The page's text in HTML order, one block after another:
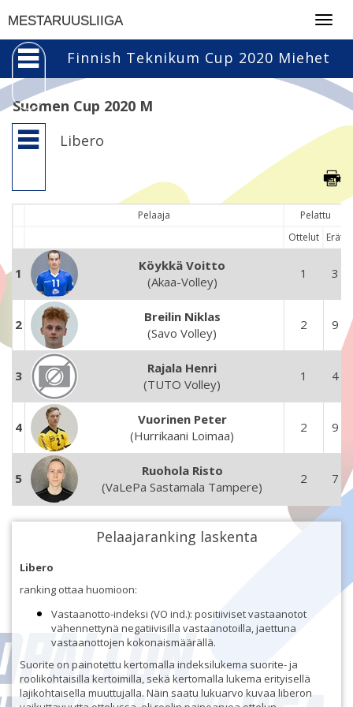
MESTARUUSLIIGA
Finnish Teknikum Cup 2020 Miehet
Suomen Cup 2020 M
Libero
Pelaaja
Pelattu
Ottelut
Erät
1
Köykkä Voitto
(Akaa-Volley)
1 3
2
Breilin Niklas
(Savo Volley)
2 9
3
Rajala Henri
(TUTO Volley)
1 4
4
Vuorinen Peter
(Hurrikaani Loimaa)
2 9
5
Ruohola Risto
(VaLePa Sastamala Tampere)
2 7
Pelaajaranking laskenta
Libero
ranking ottaa huomioon:
Vastaanotto-indeksi (VO ind.): positiiviset vastaanotot
vähennettynä negatiivisilla vastaanotoilla, jaettuna
vastaanottojen kokonaismäärällä.
Suorite on painotettu kertomalla indeksilukema suorite- ja
roolikohtaisilla kertoimilla, sekä kertomalla lukema erityisellä
lajikohtaisella muuttujalla. Näin saatu lukuarvo kuvaa liberon